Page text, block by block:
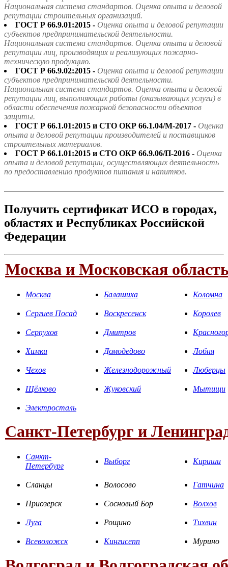
Национальная система стандартов. Оценка опыта и деловой
репутации строительных организаций.
ГОСТ Р 66.9.01:2015 - Оценка опыта и деловой репутации
субъектов предпринимательской деятельности.
Национальная система стандартов. Оценка опыта и деловой
репутации лиц, производящих и реализующих пожарно-
техническую продукцию.
ГОСТ Р 66.9.02:2015 - Оценка опыта и деловой репутации
субъектов предпринимательской деятельности.
Национальная система стандартов. Оценка опыта и деловой
репутации лиц, выполняющих работы (оказывающих услуги) в
области обеспечения пожарной безопасности объектов
защиты.
ГОСТ Р 66.1.01:2015 и СТО ОКР 66.1.04/М-2017 - Оценка
опыта и деловой репутации производителей и поставщиков
строительных материалов.
ГОСТ Р 66.1.01:2015 и СТО ОКР 66.9.06/П-2016 - Оценка
опыта и деловой репутации, осуществляющих деятельность
по предоставлению продуктов питания и напитков.
Получить сертификат ИСО в городах,
областях и Республиках Российской
Федерации
Москва и Московская
Москва Балашиха Коломна
Сергиев Посад Воскресенск Королев
Серпухов Дмитров
Химки Домодедово Лобня
Чехов Железнодорожный Люберцы
Щёлково Жуковский Мытищи
Электросталь
Санкт-Петербург и
Санкт-
Петербург
Выборг Кириши
Сланцы Волосово Гатчина
Приозерск Сосновый Бор Волхов
Луга Рощино Тихвин
Всеволожск Кингисепп Мурино